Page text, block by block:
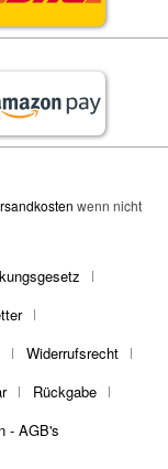
wenn nicht
Widerrufsrecht
Rückgabe
- AGB's